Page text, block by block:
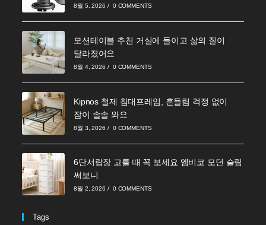
8월 5, 2026 / 0 COMMENTS
모션테이블 추천 거실에 들이고 삶의 질이
달라졌어요
8월 4, 2026 / 0 COMMENTS
Kipnos 철제 침대프레임, 흔들림 걱정 없이
잠이 솔솔 와요
8월 3, 2026 / 0 COMMENTS
6단서랍장 고를 때 꼭 보세요 엠비코 모던 슬림
써보니
8월 2, 2026 / 0 COMMENTS
Tags